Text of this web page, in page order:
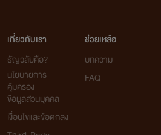
เกี่ยวกับเรา
ธัญวลัยคือ?
นโยบายการ
คุ้มครอง
ข้อมูลส่วนบุคคล
เงื่อนไขและข้อตกลง
ช่วยเหลือ
บทความ
FAQ